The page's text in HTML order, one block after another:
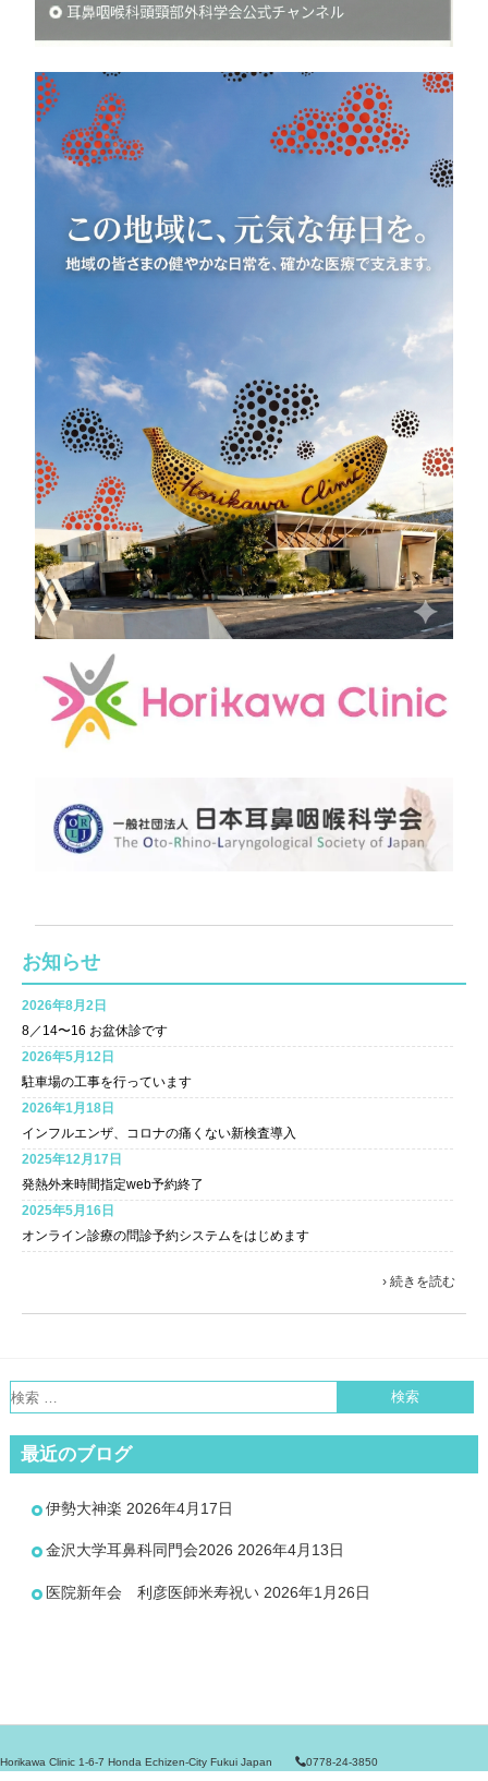
お知らせ
2026年8月2日
8／14〜16 お盆休診です
2026年5月12日
駐車場の工事を行っています
2026年1月18日
インフルエンザ、コロナの痛くない新検査導入
2025年12月17日
発熱外来時間指定web予約終了
2025年5月16日
オンライン診療の問診予約システムをはじめます
› 続きを読む
最近のブログ
伊勢大神楽 2026年4月17日
金沢大学耳鼻科同門会2026 2026年4月13日
医院新年会 利彦医師米寿祝い 2026年1月26日
Horikawa Clinic 1-6-7 Honda Echizen-City Fukui Japan 0778-24-3850